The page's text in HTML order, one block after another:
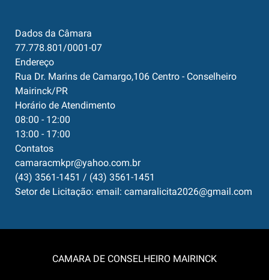
Dados da Câmara
77.778.801/0001-07
Endereço
Rua Dr. Marins de Camargo,106 Centro - Conselheiro
Mairinck/PR
Horário de Atendimento
08:00 - 12:00
13:00 - 17:00
Contatos
camaracmkpr@yahoo.com.br
(43) 3561-1451 / (43) 3561-1451
Setor de Licitação: email: camaralicita2026@gmail.com
CAMARA DE CONSELHEIRO MAIRINCK